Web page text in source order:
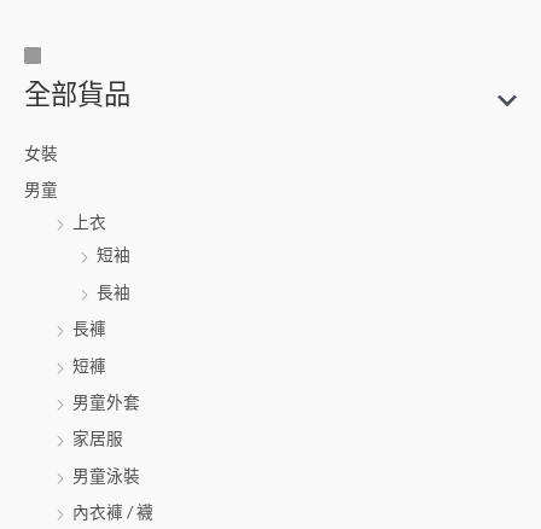
全部貨品
女裝
男童
上衣
短袖
長袖
長褲
短褲
男童外套
家居服
男童泳裝
內衣褲 / 襪
尺
寸
搜
尋
鍵
字